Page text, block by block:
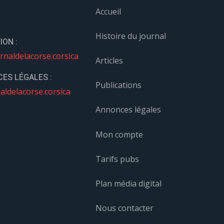
:
LÉGALES :
Accueil
Histoire du journal
Articles
Publications
Annonces légales
Mon compte
Tarifs pubs
Plan média digital
Nous contacter